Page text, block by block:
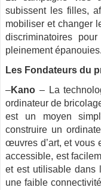
subissent les filles,
mobiliser et changer
discriminatoires
pleinement épanouies.
Les Fondateurs du
–Kano – La
ordinateur de
est un moyen
construire un
œuvres d’art, et vous
accessible, est
et est utilisable dans
une faible